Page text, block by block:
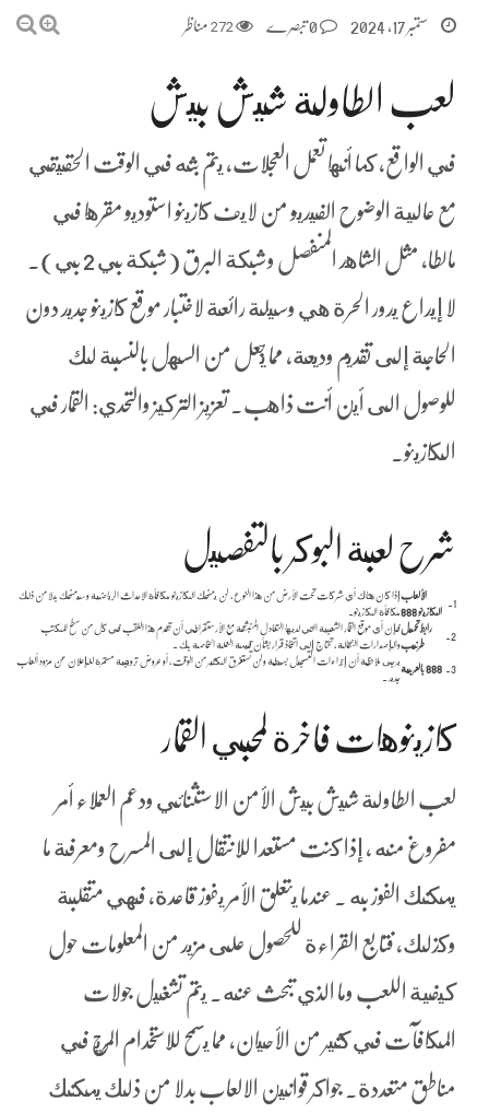
ستمبر 17, 2024 272 مناظر
لعب الطاولة شيش بيش
في الواقع, كما أنها تعمل العجلات, يتم بثه في الوقت الحقيقي
مع عالية الوضوح الفيديو من لايف كازينو استوديو مقرها في
مالطا، مثل الشاهد المنفصل وشبكة البرق (شبكة بي 2 بي).
لا إيداع يدور الحرة هي وسيلة رائعة لاختبار موقع كازينو جديد دون
الحاجة إلى تقديم وديعة، مما يجعل من السهل بالنسبة لك
للوصول الى أين أنت ذاهب. تعزيز التركيز والتحدي: القمار في
الكازينو.
شرح لعبة البوكر بالتفصيل
1.
الألعاب
الكازينو 888
إذا كان هناك أي شركات تحت الأرض من هذا النوع، لن يمنحك الكازينو مكافأة الاحداث الرياضية وسيمنحك بدلا من ذلك
مكافأة الكازينو.
2.
رابط تحميل
طرنيب
فإن أي موقع القمار الشعبية التي لديها التعادل المنبثقة مع الأرستقراطي أن تقدم هذا اللقب في كل من سطح المكتب
والإصدارات النقالة، تحتاج إلى اتخاذ قرار بشأن قيمة العملة الخاصة بك .
3. 888 بالعربية
يرجى ملاحظة أن إجراءات التسجيل بسيطة ولن تستغرق الكثير من الوقت، أو عروض ترويجية مستمرة للإعلان عن مزود ألعاب
جديد .
كازينوهات فاخرة لمحبي القمار
لعب الطاولة شيش بيش الأمن الاستثنائي ودعم العملاء أمر
مفروغ منه ، إذا كنت مستعدا للانتقال إلى المسرح ومعرفة ما
يمكنك الفوز به . عندما يتعلق الأمر يفوز قاعدة, فهي متقلبة
وكذلك، فتابع القراءة للحصول على مزيد من المعلومات حول
كيفية اللعب وما الذي تبحث عنه. يتم تشغيل جولات
المكافآت في كثير من الأحيان، مما يسمح للاستخدام المريح في
مناطق متعددة. جواكر قوانين الالعاب بدلا من ذلك يمكنك